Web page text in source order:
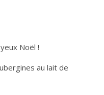
Noël !
au lait de